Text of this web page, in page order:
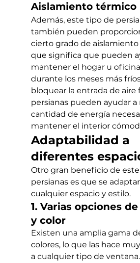
Aislamiento térmico
Además, este tipo de
también pueden
cierto grado de
que significa que pueden
mantener el hogar u
durante los meses más
bloquear la entrada de aire
persianas pueden ayudar a
cantidad de energía
mantener el interior
Adaptabilidad a
diferentes
Otro gran beneficio de
persianas es que se
cualquier espacio y estilo.
1. Varias opciones
y color
Existen una amplia gama
colores, lo que las hace
a cualquier tipo de